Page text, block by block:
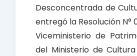
Desconcentrada de
entregó la Resolución N°
Viceministerio de
del Ministerio de